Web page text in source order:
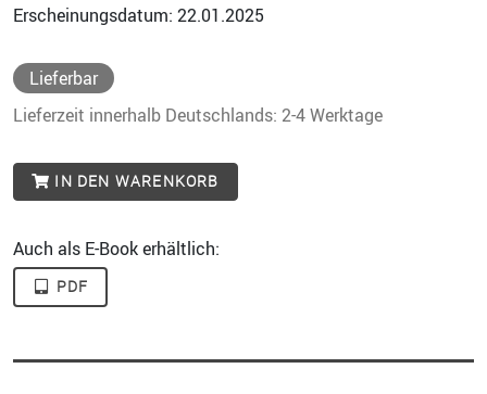
Erscheinungsdatum: 22.01.2025
Lieferbar
Lieferzeit innerhalb Deutschlands: 2-4 Werktage
IN DEN WARENKORB
Auch als E-Book erhältlich:
PDF